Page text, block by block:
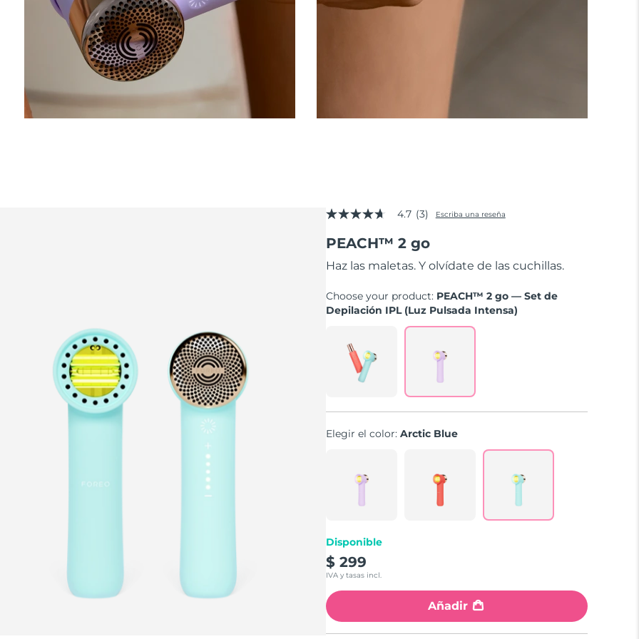
4.7
5
estrellas,
valor
valoración.
Read
Enlace
misma
4.7 (3) Escriba una reseña
PEACH™ 2 go
Haz las maletas. Y olvídate de las cuchillas.
Choose your product: PEACH™ 2 go — Set de
Depilación IPL (Luz Pulsada Intensa)
Elegir el color:Arctic Blue
Disponible
$ 299
IVA y tasas incl.
Añadir